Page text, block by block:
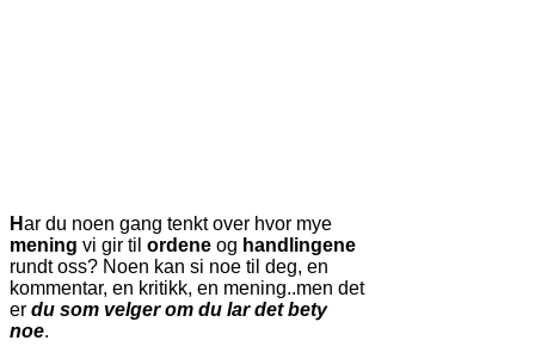
Har du noen gang tenkt over hvor mye
mening vi gir til ordene og handlingene
rundt oss? Noen kan si noe til deg, en
kommentar, en kritikk, en mening..men det
er du som velger om du lar det bety
noe.